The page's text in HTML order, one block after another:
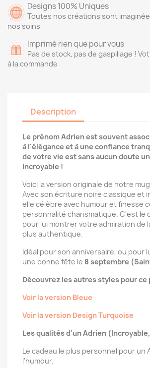
Designs 100% Uniques
Toutes nos créations sont
nos soins
Imprimé rien que pour vous
Pas de stock, pas de gaspillage !
à la commande
Description
Le prénom Adrien est souvent
à l'élégance et à une confiance
de votre vie est sans aucun doute
Incroyable !
Voici la version originale de notre
Avec son écriture noire classique et
elle célèbre avec humour et finesse
personnalité charismatique. C'est le
pour lui montrer votre admiration de
plus authentique.
Idéal pour son anniversaire, ou pour
une bonne fête le 8 septembre
Découvrez les autres styles pour ce
Voir la version Bleue
Voir la version Design Turquoise
Les qualités d'un Adrien
Le cadeau le plus personnel pour un
l'humour.